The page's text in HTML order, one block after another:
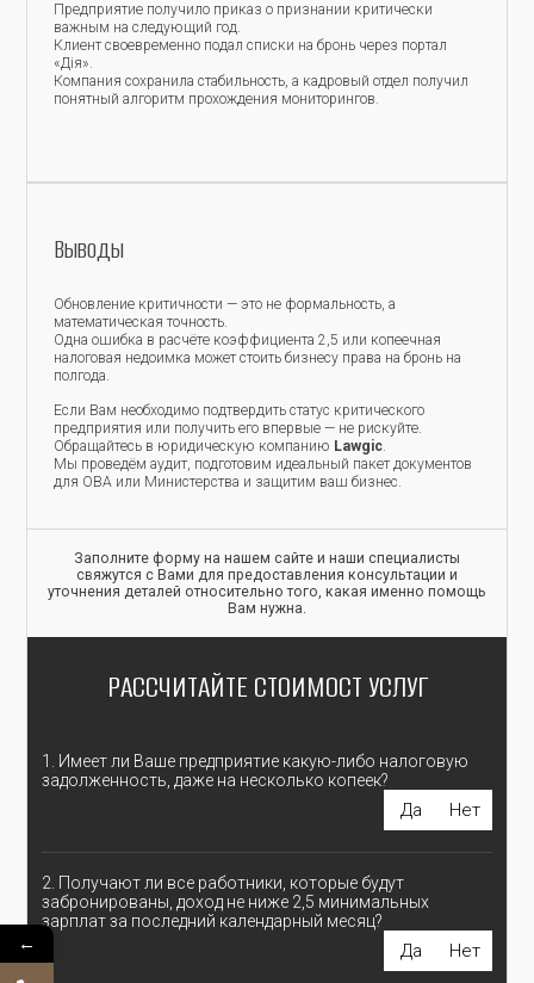
Предприятие получило приказ о признании критически
важным на следующий год.
Клиент своевременно подал списки на бронь через портал
«Дія».
Компания сохранила стабильность, а кадровый отдел получил
понятный алгоритм прохождения мониторингов.
Выводы
Обновление критичности — это не формальность, а
математическая точность.
Одна ошибка в расчёте коэффициента 2,5 или копеечная
налоговая недоимка может стоить бизнесу права на бронь на
полгода.
Если Вам необходимо подтвердить статус критического
предприятия или получить его впервые — не рискуйте.
Обращайтесь в юридическую компанию Lawgic.
Мы проведём аудит, подготовим идеальный пакет документов
для ОВА или Министерства и защитим ваш бизнес.
Заполните форму на нашем сайте и наши специалисты
свяжутся с Вами для предоставления консультации и
уточнения деталей относительно того, какая именно помощь
Вам нужна.
РАССЧИТАЙТЕ СТОИМОСТ УСЛУГ
1. Имеет ли Ваше предприятие какую-либо налоговую
задолженность, даже на несколько копеек?
Да Нет
2. Получают ли все работники, которые будут
забронированы, доход не ниже 2,5 минимальных
зарплат за последний календарный месяц?
Да Нет
←